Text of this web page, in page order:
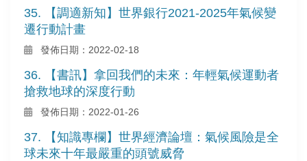
35. 【調適新知】世界銀行2021-2025年氣候變
遷行動計畫
發佈日期：2022-02-18
36. 【書訊】拿回我們的未來：年輕氣候運動者
搶救地球的深度行動
發佈日期：2022-01-26
37. 【知識專欄】世界經濟論壇：氣候風險是全
球未來十年最嚴重的頭號威脅